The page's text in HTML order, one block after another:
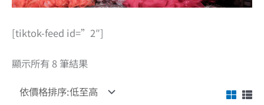
[tiktok-feed id=”2″]
顯示所有 8 筆結果